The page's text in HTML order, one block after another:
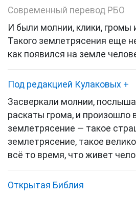
Современный перевод РБО
И были молнии, клики, громы
Такого землетрясения еще
как появился на земле
Под редакцией Кулаковых +
Засверкали молнии,
раскаты грома, и произошло
землетрясение — такое
землетрясение, такое
всё то время, что живет
Открытая Библия